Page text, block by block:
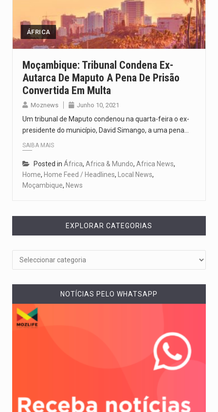
O programa, cuja implementação está prevista entre abril de 2026…
O Departamento de Estado norte-americano confirmou que cidadãos dos Estados…
ÁFRICA
Moçambique: Tribunal Condena Ex-
Autarca De Maputo A Pena De Prisão
Convertida Em Multa
Moznews Junho 10, 2021
Um tribunal de Maputo condenou na quarta-feira o ex-
presidente do município, David Simango, a uma pena…
SAIBA MAIS
Posted in África, Africa & Mundo, Africa News,
Home, Home Feed / Headlines, Local News,
Moçambique, News
EXPLORAR CATEGORIAS
NOTÍCIAS PELO WHATSAPP